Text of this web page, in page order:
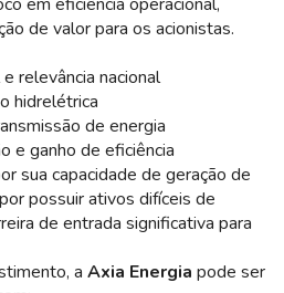
de valor para os acionistas.
relevância nacional
hidrelétrica
de energia
e ganho de eficiência
sua capacidade de geração de
possuir ativos difíceis de
de entrada significativa para
a Axia Energia pode ser